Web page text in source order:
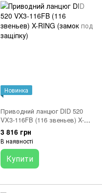
Новинка
Приводний ланцюг DID 520
VX3-116FB (116 звеньев) X-
RING (замок под защіпку)
3 816 грн
В наявності
Купити